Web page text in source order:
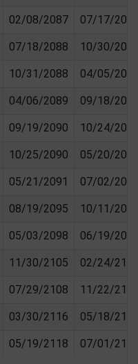
02/08/2087 07/17/
07/18/2088 10/30/
10/31/2088 04/05/
04/06/2089 09/18/
09/19/2090 10/24/
10/25/2090 05/20/
05/21/2091 07/02/
08/19/2095 10/11/
05/03/2098 06/19/
11/30/2105 02/24/
07/29/2108 11/22/
03/30/2116 05/18/
05/19/2118 07/01/